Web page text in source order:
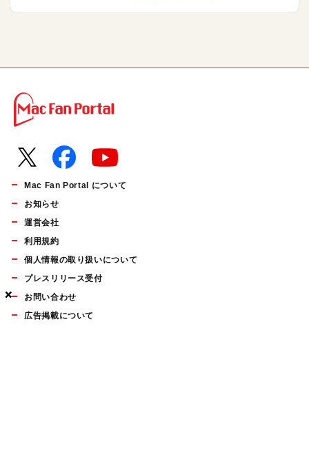
×
×
×
Mac Fan Portal について
お知らせ
運営会社
利用規約
個人情報の取り扱いについて
プレスリリース受付
お問い合わせ
広告掲載について